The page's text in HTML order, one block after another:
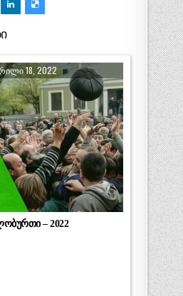
18, 2022
– 2022